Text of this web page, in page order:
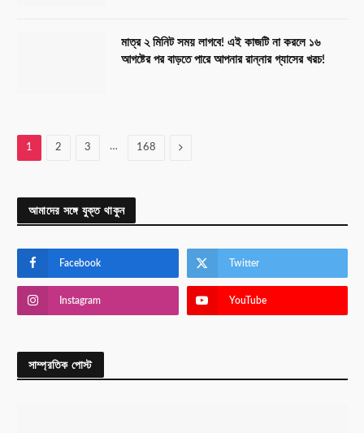
মাত্র ২ মিনিট সময় লাগবে! এই কাজটি না করলে ১৬
আগষ্টের পর বাড়তে পারে আপনার রান্নার গ্যাসের খরচ!
1 2 3 … 168 Next
আমাদের সঙ্গে যুক্ত থাকুন
Facebook Twitter
Instagram YouTube
সাম্প্রতিক পোস্ট